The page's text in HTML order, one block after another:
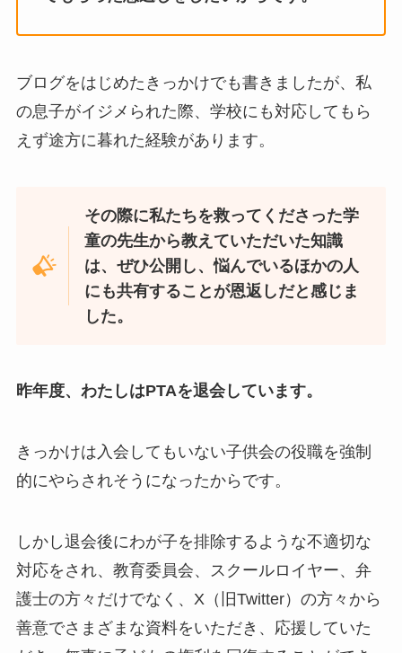
ブログをはじめたきっかけでも書きましたが、私
の息子がイジメられた際、学校にも対応してもら
えず途方に暮れた経験があります。
その際に私たちを救ってくださった学
童の先生から教えていただいた知識
は、ぜひ公開し、悩んでいるほかの人
にも共有することが恩返しだと感じま
した。
昨年度、わたしはPTAを退会しています。
きっかけは入会してもいない子供会の役職を強制
的にやらされそうになったからです。
しかし退会後にわが子を排除するような不適切な
対応をされ、教育委員会、スクールロイヤー、弁
護士の方々だけでなく、X（旧Twitter）の方々から
善意でさまざまな資料をいただき、応援していた